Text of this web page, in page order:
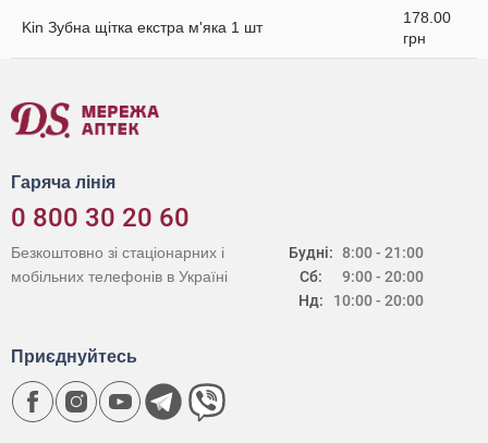
Kin Зубна щітка екстра м'яка 1 шт
178.00
грн
Гаряча лінія
0 800 30 20 60
Будні:
Сб:
Нд:
8:00 - 21:00
9:00 - 20:00
10:00 - 20:00
Безкоштовно зі стаціонарних і
мобільних телефонів в Україні
Приєднуйтесь